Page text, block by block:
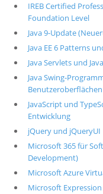
IREB Certified
Foundation Level
Java 9-Update
Java EE 6 Patterns
Java Servlets und
Java Swing-
JavaScript und
Entwicklung
jQuery und jQueryUI
Microsoft 365 für
Development)
Microsoft Azure
Microsoft